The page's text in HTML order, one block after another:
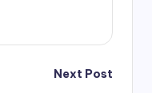
Next Post